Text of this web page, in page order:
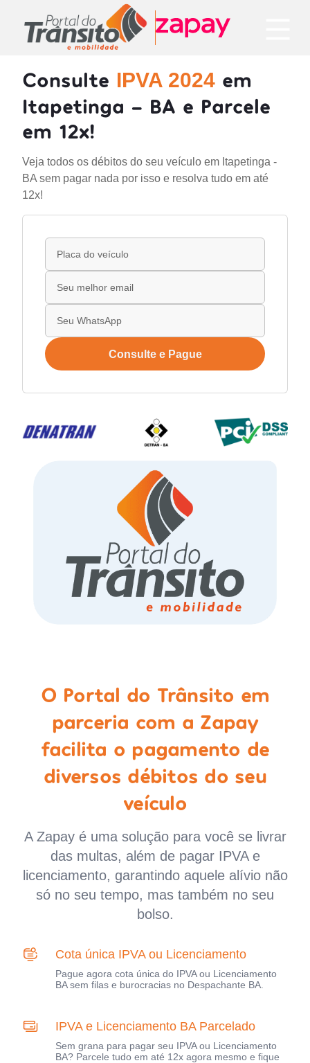
Consulte IPVA 2024 em
Itapetinga - BA e Parcele
em 12x!
Veja todos os débitos do seu veículo em Itapetinga -
BA sem pagar nada por isso e resolva tudo em até
12x!
Consulte e Pague
O Portal do Trânsito em
parceria com a Zapay
facilita o pagamento de
diversos débitos do seu
veículo
A Zapay é uma solução para você se livrar
das multas, além de pagar IPVA e
licenciamento, garantindo aquele alívio não
só no seu tempo, mas também no seu
bolso.
Cota única IPVA ou Licenciamento
Pague agora cota única do IPVA ou Licenciamento
BA sem filas e burocracias no Despachante BA.
IPVA e Licenciamento BA Parcelado
Sem grana para pagar seu IPVA ou Licenciamento
BA? Parcele tudo em até 12x agora mesmo e fique